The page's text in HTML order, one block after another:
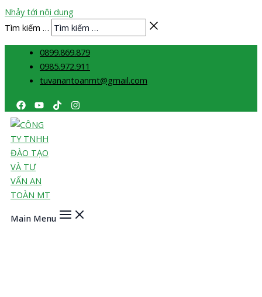
Nhảy tới nội dung
Tìm kiếm …
0899.869.879
0985.972.911
tuvanantoanmt@gmail.com
Main Menu